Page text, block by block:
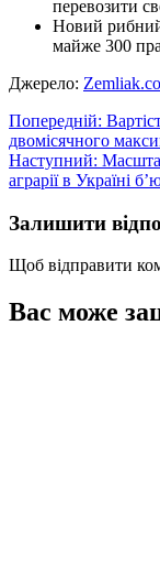
перевозити
Новий рибний
майже 300
Джерело:
Навігація
записів
Попередній:
двомісячного
Наступний:
аграрії в Україні
Залишити
Щоб відправити
Вас може